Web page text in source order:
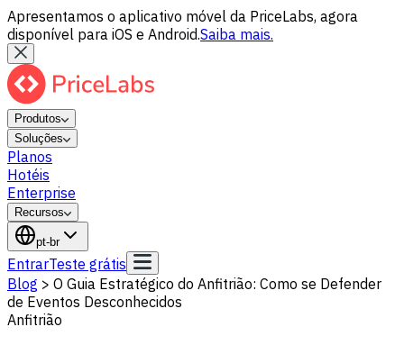
Apresentamos o aplicativo móvel da PriceLabs, agora
disponível para iOS e Android.Saiba mais.
Produtos
Soluções
Planos
Hotéis
Enterprise
Recursos
pt-br
EntrarTeste grátis
Blog > O Guia Estratégico do Anfitrião: Como se Defender
de Eventos Desconhecidos
Anfitrião